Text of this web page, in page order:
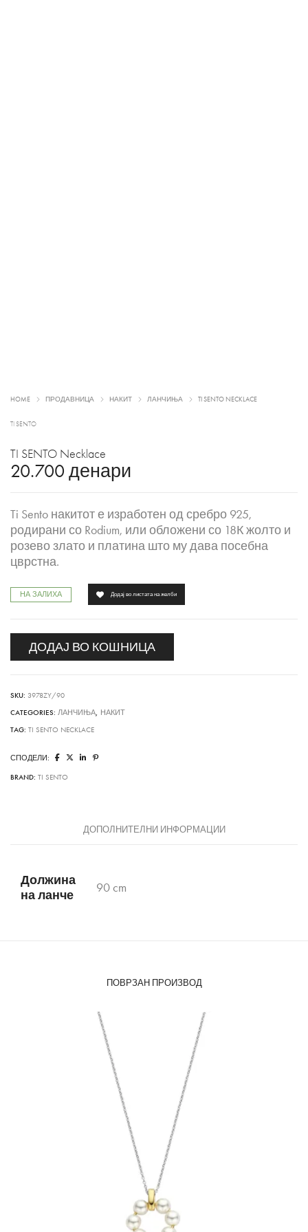
HOME ПРОДАВНИЦА НАКИТ ЛАНЧИЊА TI SENTO NECKLACE
TI SENTO
TI SENTO Necklace
20.700 денари
Ti Sento накитот е изработен од сребро 925,
родирани со Rodium, или обложени со 18К жолто и
розево злато и платина што му дава посебна
цврстна.
НА ЗАЛИХА
ДОДАЈ ВО КОШНИЦА
Додај во листата на желби
SKU: 3978ZY/90
CATEGORIES: ЛАНЧИЊА, НАКИТ
TAG: TI SENTO NECKLACE
СПОДЕЛИ:
BRAND: TI SENTO
ДОПОЛНИТЕЛНИ ИНФОРМАЦИИ
Должина
на ланче
90 cm
ПОВРЗАН ПРОИЗВОД